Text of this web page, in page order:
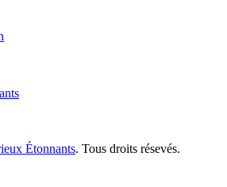
Étonnants. Tous droits résevés.